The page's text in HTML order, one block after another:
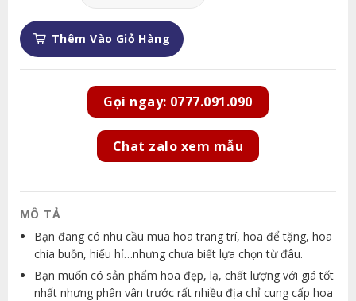
Thêm Vào Giỏ Hàng
Gọi ngay: 0777.091.090
Chat zalo xem mẫu
MÔ TẢ
Bạn đang có nhu cầu mua hoa trang trí, hoa để tặng, hoa
chia buồn, hiếu hỉ…nhưng chưa biết lựa chọn từ đâu.
Bạn muốn có sản phẩm hoa đẹp, lạ, chất lượng với giá tốt
nhất nhưng phân vân trước rất nhiều địa chỉ cung cấp hoa